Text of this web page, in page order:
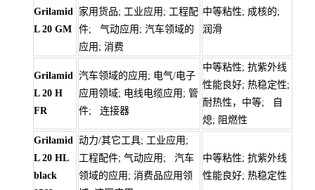
Grilamid
L 20 GM
家用货品; 工业应用; 工程配
件; 气动应用; 汽车领域的
应用; 消费
中等粘性; 成核的;
润滑
Grilamid
L 20 H
FR
汽车领域的应用; 电气/电子
应用领域; 电线电缆应用; 管
件; 连接器
中等粘性; 抗紫外线
性能良好; 热稳定性;
耐热性，中等; 自
熄; 阻燃性
Grilamid
L 20 HL
black
动力/其它工具; 工业应用;
工程配件; 气动应用; 汽车
领域的应用; 消费品应用领
中等粘性; 抗紫外线
性能良好; 热稳定性